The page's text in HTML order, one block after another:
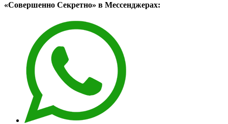
«Совершенно Секретно» в Мессенджерах: